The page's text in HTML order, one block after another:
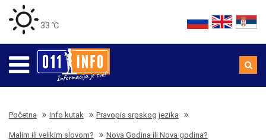
33 ℃
Početna Info kutak Pravopis srpskog jezika
Malim ili velikim slovom? Nova Godina ili Nova godina?